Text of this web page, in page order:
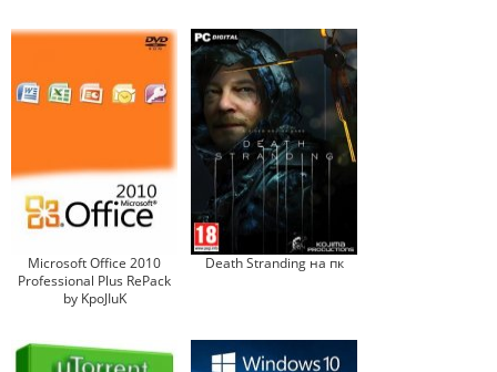
Microsoft Office 2010
Professional Plus RePack
by KpoJIuK
Death Stranding на пк